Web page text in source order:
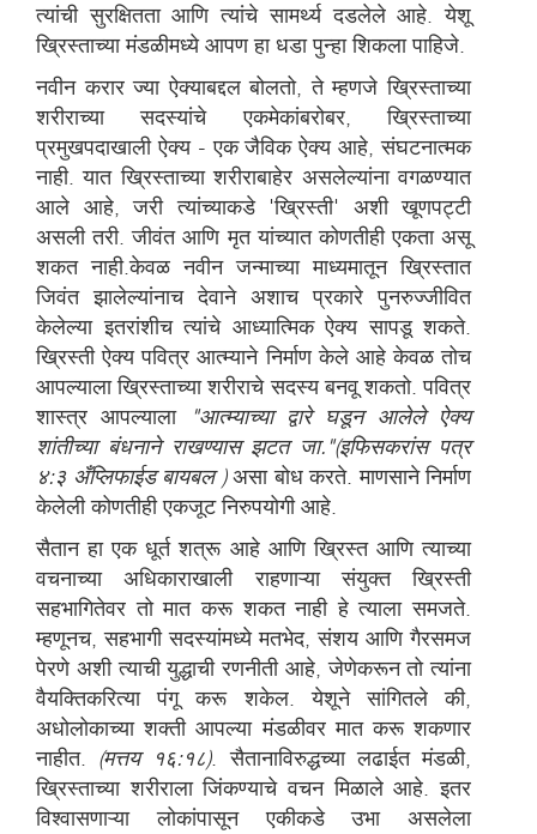
त्यांची सुरक्षितता आणि त्यांचे सामर्थ्य दडलेले आहे. येशू
ख्रिस्ताच्या मंडळीमध्ये आपण हा धडा पुन्हा शिकला पाहिजे.
नवीन करार ज्या ऐक्याबद्दल बोलतो, ते म्हणजे ख्रिस्ताच्या
शरीराच्या सदस्यांचे एकमेकांबरोबर, ख्रिस्ताच्या
प्रमुखपदाखाली ऐक्य - एक जैविक ऐक्य आहे, संघटनात्मक
नाही. यात ख्रिस्ताच्या शरीराबाहेर असलेल्यांना वगळण्यात
आले आहे, जरी त्यांच्याकडे 'ख्रिस्ती' अशी खूणपट्टी
असली तरी. जीवंत आणि मृत यांच्यात कोणतीही एकता असू
शकत नाही.केवळ नवीन जन्माच्या माध्यमातून ख्रिस्तात
जिवंत झालेल्यांनाच देवाने अशाच प्रकारे पुनरुज्जीवित
केलेल्या इतरांशीच त्यांचे आध्यात्मिक ऐक्य सापडू शकते.
ख्रिस्ती ऐक्य पवित्र आत्म्याने निर्माण केले आहे केवळ तोच
आपल्याला ख्रिस्ताच्या शरीराचे सदस्य बनवू शकतो. पवित्र
शास्त्र आपल्याला
"आत्म्याच्या द्वारे घडून आलेले ऐक्य
शांतीच्या बंधनाने राखण्यास झटत जा."(इफिसकरांस पत्र
४:३ अँप्लिफाईड बायबल )असा बोध करते. माणसाने निर्माण
केलेली कोणतीही एकजूट निरुपयोगी आहे.
सैतान हा एक धूर्त शत्रू आहे आणि ख्रिस्त आणि त्याच्या
वचनाच्या अधिकाराखाली राहणाऱ्या संयुक्त ख्रिस्ती
सहभागितेवर तो मात करू शकत नाही हे त्याला समजते.
म्हणूनच, सहभागी सदस्यांमध्ये मतभेद, संशय आणि गैरसमज
पेरणे अशी त्याची युद्धाची रणनीती आहे, जेणेकरून तो त्यांना
वैयक्तिकरित्या पंगू करू शकेल. येशूने सांगितले की,
अधोलोकाच्या शक्ती आपल्या मंडळीवर मात करू शकणार
नाहीत. (मत्तय १६:१८). सैतानाविरुद्धच्या लढाईत मंडळी,
ख्रिस्ताच्या शरीराला जिंकण्याचे वचन मिळाले आहे. इतर
विश्वासणाऱ्या लोकांपासून एकीकडे उभा असलेला